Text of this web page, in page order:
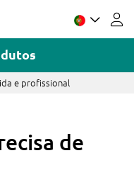
e profissional
de